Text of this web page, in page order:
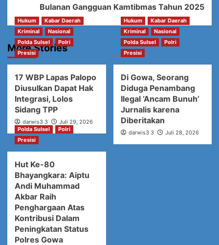
Bulanan Gangguan Kamtibmas Tahun 2025
More Stories
Hukum
Kabar Daerah
Kriminal
Nasional
Polda Sulsel
Polri
Presisi
17 WBP Lapas Palopo
Diusulkan Dapat Hak
Integrasi, Lolos
Sidang TPP
darwis3 3 Juli 29, 2026
Hukum
Kabar Daerah
Kriminal
Nasional
Polda Sulsel
Polri
Presisi
Di Gowa, Seorang
Diduga Penambang
Ilegal ‘Ancam Bunuh’
Jurnalis karena
Diberitakan
darwis3 3 Juli 28, 2026
Polda Sulsel
Polri
Presisi
Hut Ke-80
Bhayangkara: Aiptu
Andi Muhammad
Akbar Raih
Penghargaan Atas
Kontribusi Dalam
Peningkatan Status
Polres Gowa